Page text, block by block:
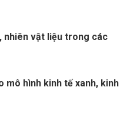
nhiên vật liệu trong các
mô hình kinh tế xanh, kinh